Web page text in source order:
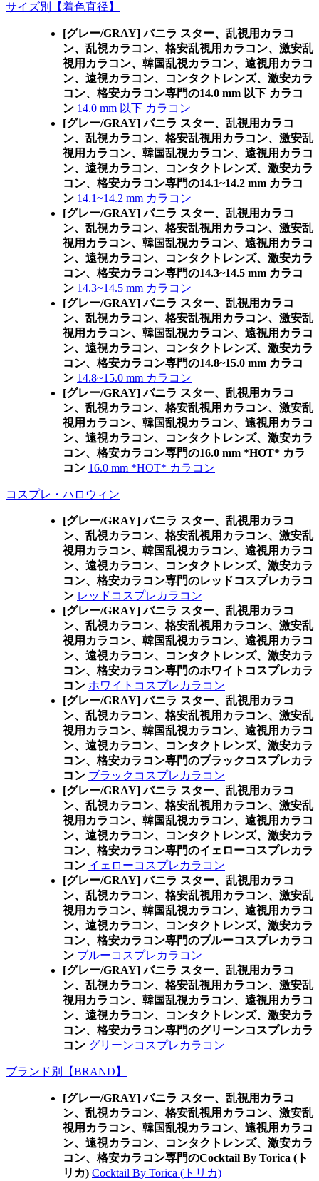
サイズ別【着色直径】
[グレー/GRAY] バニラ スター、乱視用カラコ
ン、乱視カラコン、格安乱視用カラコン、激安乱
視用カラコン、韓国乱視カラコン、遠視用カラコ
ン、遠視カラコン、コンタクトレンズ、激安カラ
コン、格安カラコン専門の14.0 mm 以下 カラコ
ン 14.0 mm 以下 カラコン
[グレー/GRAY] バニラ スター、乱視用カラコ
ン、乱視カラコン、格安乱視用カラコン、激安乱
視用カラコン、韓国乱視カラコン、遠視用カラコ
ン、遠視カラコン、コンタクトレンズ、激安カラ
コン、格安カラコン専門の14.1~14.2 mm カラコ
ン 14.1~14.2 mm カラコン
[グレー/GRAY] バニラ スター、乱視用カラコ
ン、乱視カラコン、格安乱視用カラコン、激安乱
視用カラコン、韓国乱視カラコン、遠視用カラコ
ン、遠視カラコン、コンタクトレンズ、激安カラ
コン、格安カラコン専門の14.3~14.5 mm カラコ
ン 14.3~14.5 mm カラコン
[グレー/GRAY] バニラ スター、乱視用カラコ
ン、乱視カラコン、格安乱視用カラコン、激安乱
視用カラコン、韓国乱視カラコン、遠視用カラコ
ン、遠視カラコン、コンタクトレンズ、激安カラ
コン、格安カラコン専門の14.8~15.0 mm カラコ
ン 14.8~15.0 mm カラコン
[グレー/GRAY] バニラ スター、乱視用カラコ
ン、乱視カラコン、格安乱視用カラコン、激安乱
視用カラコン、韓国乱視カラコン、遠視用カラコ
ン、遠視カラコン、コンタクトレンズ、激安カラ
コン、格安カラコン専門の16.0 mm *HOT* カラ
コン 16.0 mm *HOT* カラコン
コスプレ・ハロウィン
[グレー/GRAY] バニラ スター、乱視用カラコ
ン、乱視カラコン、格安乱視用カラコン、激安乱
視用カラコン、韓国乱視カラコン、遠視用カラコ
ン、遠視カラコン、コンタクトレンズ、激安カラ
コン、格安カラコン専門のレッドコスプレカラコ
ン レッドコスプレカラコン
[グレー/GRAY] バニラ スター、乱視用カラコ
ン、乱視カラコン、格安乱視用カラコン、激安乱
視用カラコン、韓国乱視カラコン、遠視用カラコ
ン、遠視カラコン、コンタクトレンズ、激安カラ
コン、格安カラコン専門のホワイトコスプレカラ
コン ホワイトコスプレカラコン
[グレー/GRAY] バニラ スター、乱視用カラコ
ン、乱視カラコン、格安乱視用カラコン、激安乱
視用カラコン、韓国乱視カラコン、遠視用カラコ
ン、遠視カラコン、コンタクトレンズ、激安カラ
コン、格安カラコン専門のブラックコスプレカラ
コン ブラックコスプレカラコン
[グレー/GRAY] バニラ スター、乱視用カラコ
ン、乱視カラコン、格安乱視用カラコン、激安乱
視用カラコン、韓国乱視カラコン、遠視用カラコ
ン、遠視カラコン、コンタクトレンズ、激安カラ
コン、格安カラコン専門のイェローコスプレカラ
コン イェローコスプレカラコン
[グレー/GRAY] バニラ スター、乱視用カラコ
ン、乱視カラコン、格安乱視用カラコン、激安乱
視用カラコン、韓国乱視カラコン、遠視用カラコ
ン、遠視カラコン、コンタクトレンズ、激安カラ
コン、格安カラコン専門のブルーコスプレカラコ
ン ブルーコスプレカラコン
[グレー/GRAY] バニラ スター、乱視用カラコ
ン、乱視カラコン、格安乱視用カラコン、激安乱
視用カラコン、韓国乱視カラコン、遠視用カラコ
ン、遠視カラコン、コンタクトレンズ、激安カラ
コン、格安カラコン専門のグリーンコスプレカラ
コン グリーンコスプレカラコン
ブランド別【BRAND】
[グレー/GRAY] バニラ スター、乱視用カラコ
ン、乱視カラコン、格安乱視用カラコン、激安乱
視用カラコン、韓国乱視カラコン、遠視用カラコ
ン、遠視カラコン、コンタクトレンズ、激安カラ
コン、格安カラコン専門のCocktail By Torica (ト
リカ) Cocktail By Torica (トリカ)